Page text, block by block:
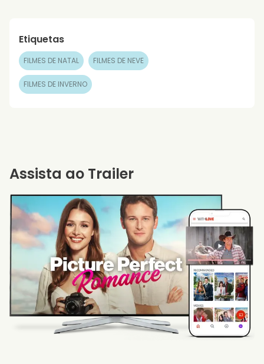
Etiquetas
FILMES DE NATAL FILMES DE NEVE
FILMES DE INVERNO
Assista ao Trailer